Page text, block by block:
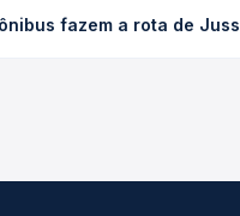
Na Quero Passagem
fazem a rota de